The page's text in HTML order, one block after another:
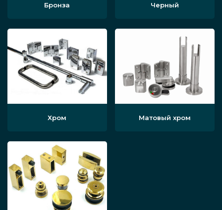
Бронза Черный
Хром Матовый хром